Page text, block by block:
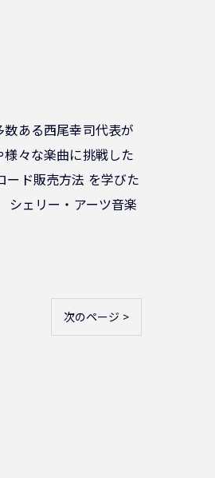
ある西尾幸司代表が
々な楽曲に挑戦した
ード販売方法 を学びた
シェリー・アーツ音楽
次のページ >